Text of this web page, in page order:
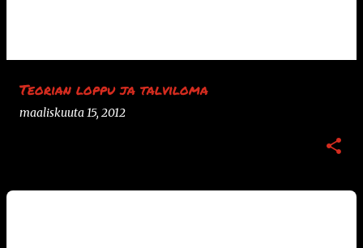
Teorian loppu ja talviloma
maaliskuuta 15, 2012